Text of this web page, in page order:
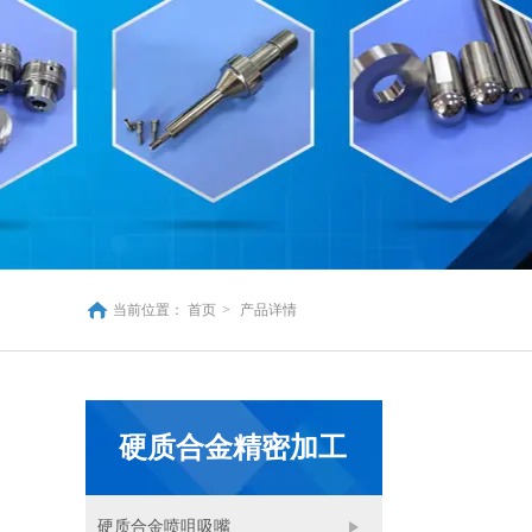
当前位置： 首页 > 产品详情
硬质合金精密加工
硬质合金喷咀吸嘴